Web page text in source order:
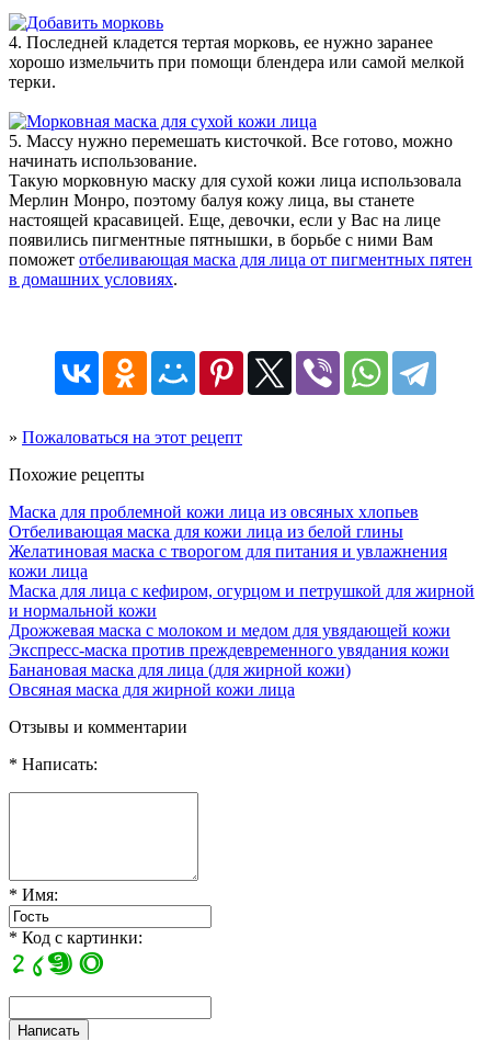
4. Последней кладется тертая морковь, ее нужно заранее
хорошо измельчить при помощи блендера или самой мелкой
терки.
5. Массу нужно перемешать кисточкой. Все готово, можно
начинать использование.
Такую морковную маску для сухой кожи лица использовала
Мерлин Монро, поэтому балуя кожу лица, вы станете
настоящей красавицей. Еще, девочки, если у Вас на лице
появились пигментные пятнышки, в борьбе с ними Вам
поможет отбеливающая маска для лица от пигментных пятен
в домашних условиях.
» Пожаловаться на этот рецепт
Похожие рецепты
Маска для проблемной кожи лица из овсяных хлопьев
Отбеливающая маска для кожи лица из белой глины
Желатиновая маска с творогом для питания и увлажнения
кожи лица
Маска для лица с кефиром, огурцом и петрушкой для жирной
и нормальной кожи
Дрожжевая маска с молоком и медом для увядающей кожи
Экспресс-маска против преждевременного увядания кожи
Банановая маска для лица (для жирной кожи)
Овсяная маска для жирной кожи лица
Отзывы и комментарии
* Написать:
* Имя:
* Код с картинки: